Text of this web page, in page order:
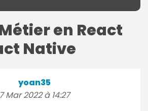
en React
Native
yoan35
7 Mar 2022 à 14:27